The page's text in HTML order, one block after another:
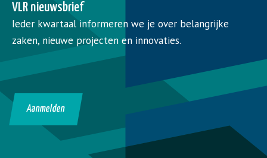
VLR nieuwsbrief
Ieder kwartaal informeren we je over belangrijke
zaken, nieuwe projecten en innovaties.
Aanmelden